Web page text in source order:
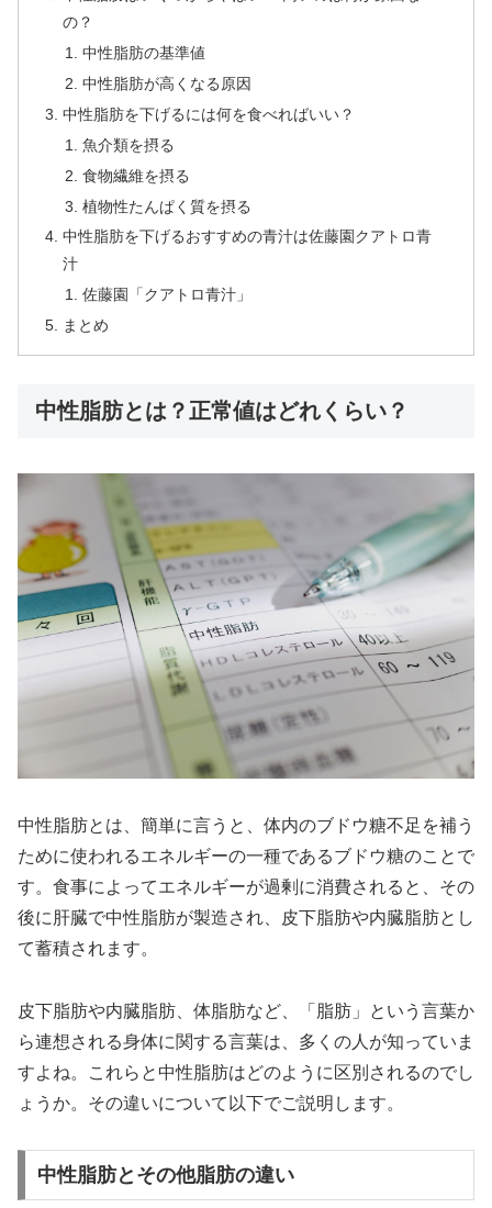
の？
中性脂肪の基準値
中性脂肪が高くなる原因
中性脂肪を下げるには何を食べればいい？
魚介類を摂る
食物繊維を摂る
植物性たんぱく質を摂る
中性脂肪を下げるおすすめの青汁は佐藤園クアトロ青
汁
佐藤園「クアトロ青汁」
まとめ
中性脂肪とは？正常値はどれくらい？
中性脂肪とは、簡単に言うと、体内のブドウ糖不足を補う
ために使われるエネルギーの一種であるブドウ糖のことで
す。食事によってエネルギーが過剰に消費されると、その
後に肝臓で中性脂肪が製造され、皮下脂肪や内臓脂肪とし
て蓄積されます。
皮下脂肪や内臓脂肪、体脂肪など、「脂肪」という言葉か
ら連想される身体に関する言葉は、多くの人が知っていま
すよね。これらと中性脂肪はどのように区別されるのでし
ょうか。その違いについて以下でご説明します。
中性脂肪とその他脂肪の違い